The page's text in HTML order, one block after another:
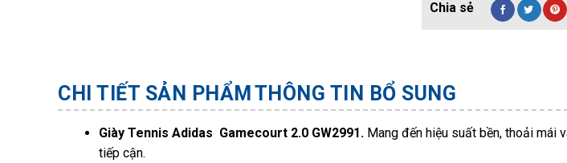
CHI TIẾT SẢN PHẨM THÔNG TIN BỔ SUNG
Giày Tennis Adidas Gamecourt 2.0 GW2991. Mang đến hiệu suất bền, thoải mái
tiếp cận.